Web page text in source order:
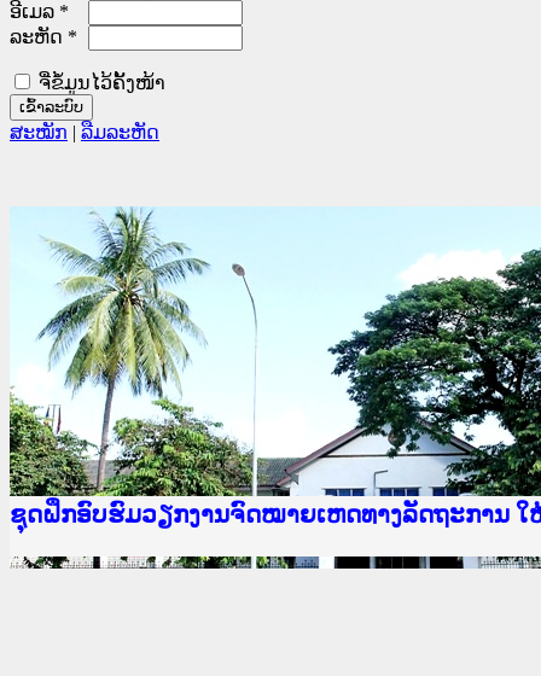
ອີເມລ *
ລະຫັດ *
ຈື່ຂໍ້ມູນໄວ້ຄັ້ງໜ້າ
ສະໝັກ | ລືມລະຫັດ
Ministry of Justice Lao PDR
ເຜີຍແຜ່ວັບໄຊຈົດໝາຍເຫດທາງລັດຖະການ ແລະ ແອັ
ກະຊວງຍຸຕິທຳ
ຊຸດຝຶກອົບຮົມວຽກງານຈົດໝາຍເຫດທາງລັດຖະການ
ກອງປະຊຸມທົບທວນຄືນການຈັດຕັ້ງປະຕິບັດວຽກງານຈົ
ຝຶກອົບຮົມ ຜູ່ປະສານງານວຽກງານຈົດໝາຍເຫດທາງລັ
ຝຶກອົບຮົມ ຜູ່ປະສານງານວຽກງານຈົດໝາຍເຫດທາງລັ
ເຜີຍແຜ່ແອັບກົດໝາຍລາວ ແລະ ເວັບໄຊຈົດໝາຍເຫດ
ເຜີຍແຜ່ແອັບກົດໝາຍລາວ ແລະ ເວັບໄຊຈົດໝາຍເຫດ
ຍົກລະດັບວຽກງານຈົດໝາຍເຫດທາງລັດຖະການໃຫ້ຜູ້
ຊຸດຝຶກອົບຮົມວຽກງານຈົດໝາຍເຫດທາງລັດຖະການ ໃ